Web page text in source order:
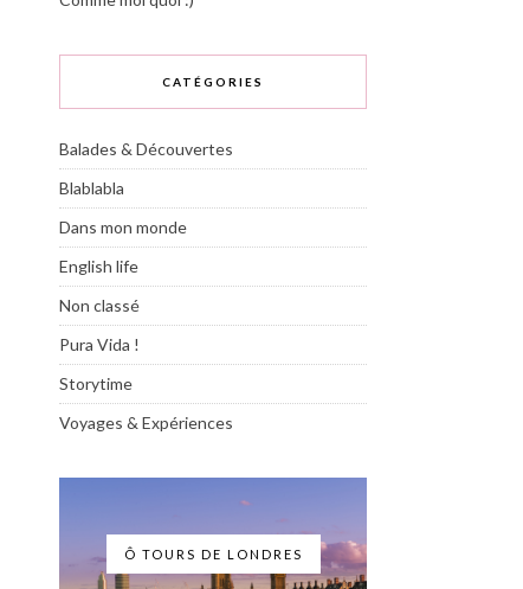
CATÉGORIES
Balades & Découvertes
Blablabla
Dans mon monde
English life
Non classé
Pura Vida !
Storytime
Voyages & Expériences
Ô TOURS DE LONDRES